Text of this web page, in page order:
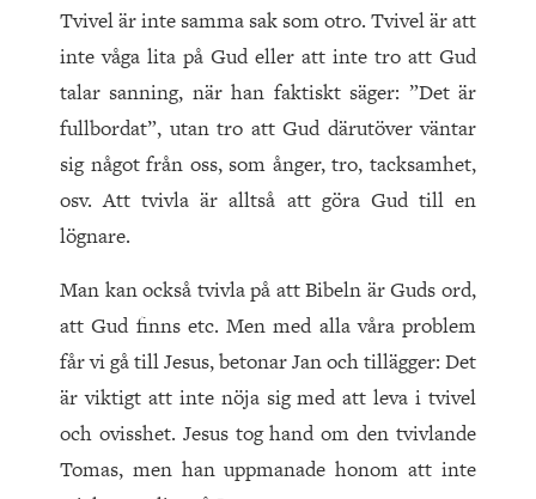
Tvivel är inte samma sak som otro. Tvivel är att
inte våga lita på Gud eller att inte tro att Gud
talar sanning, när han faktiskt säger: ”Det är
fullbordat”, utan tro att Gud därutöver väntar
sig något från oss, som ånger, tro, tacksamhet,
osv. Att tvivla är alltså att göra Gud till en
lögnare.
Man kan också tvivla på att Bibeln är Guds ord,
att Gud finns etc. Men med alla våra problem
får vi gå till Jesus, betonar Jan och tillägger: Det
är viktigt att inte nöja sig med att leva i tvivel
och ovisshet. Jesus tog hand om den tvivlande
Tomas, men han uppmanade honom att inte